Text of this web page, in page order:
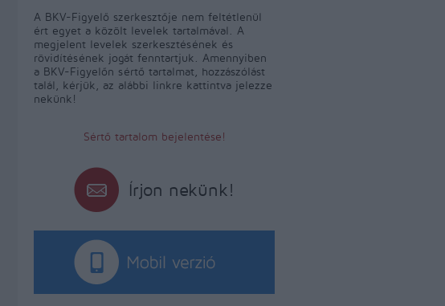
A BKV-Figyelő szerkesztője nem feltétlenül
ért egyet a közölt levelek tartalmával. A
megjelent levelek szerkesztésének és
rövidítésének jogát fenntartjuk. Amennyiben
a BKV-Figyelőn sértő tartalmat, hozzászólást
talál, kérjük, az alábbi linkre kattintva jelezze
nekünk!
Sértő tartalom bejelentése!
Írjon nekünk!